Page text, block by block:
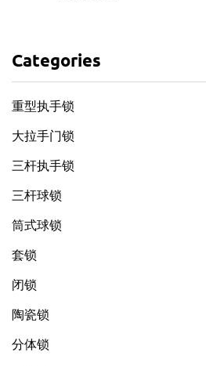
Categories
重型执手锁
大拉手门锁
三杆执手锁
三杆球锁
筒式球锁
套锁
闭锁
陶瓷锁
分体锁